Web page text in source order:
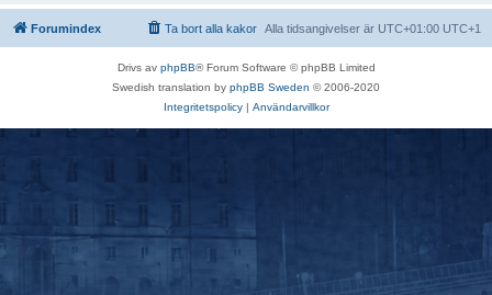
Forumindex Alla tidsangivelser är UTC+01:00 UTC+1
Ta bort alla kakor
Drivs av phpBB® Forum Software © phpBB Limited
Swedish translation by phpBB Sweden © 2006-2020
Integritetspolicy| Användarvillkor